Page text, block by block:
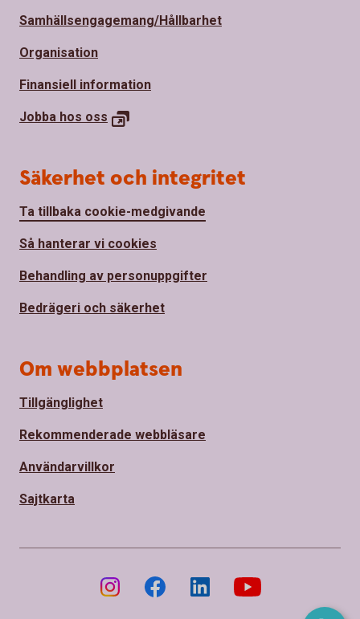
Samhällsengagemang/Hållbarhet
Organisation
Finansiell information
Jobba hos oss
Säkerhet och integritet
Ta tillbaka cookie-medgivande
Så hanterar vi cookies
Behandling av personuppgifter
Bedrägeri och säkerhet
Om webbplatsen
Tillgänglighet
Rekommenderade webbläsare
Användarvillkor
Sajtkarta